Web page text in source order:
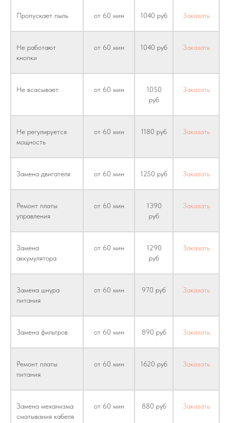
Пропускает пыль от 60 мин 1040 руб Заказать
Не работают
кнопки
от 60 мин 1040 руб Заказать
Не всасывает от 60 мин
1050
руб
Заказать
Не регулируется
мощность
от 60 мин 1180 руб Заказать
Замена двигателя от 60 мин 1250 руб Заказать
Ремонт платы
управления
от 60 мин
1390
руб
Заказать
Замена
аккумулятора
от 60 мин
1290
руб
Заказать
Замена шнура
питания
от 60 мин 970 руб Заказать
Замена фильтров от 60 мин 890 руб Заказать
Ремонт платы
питания
от 60 мин 1620 руб Заказать
Замена механизма
сматывания кабеля
от 60 мин 880 руб Заказать